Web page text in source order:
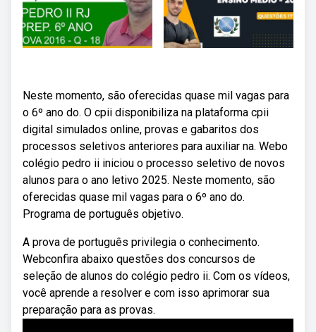
Neste momento, são oferecidas quase mil vagas para
o 6º ano do. O cpii disponibiliza na plataforma cpii
digital simulados online, provas e gabaritos dos
processos seletivos anteriores para auxiliar na. Webo
colégio pedro ii iniciou o processo seletivo de novos
alunos para o ano letivo 2025. Neste momento, são
oferecidas quase mil vagas para o 6º ano do.
Programa de português objetivo.
A prova de português privilegia o conhecimento.
Webconfira abaixo questões dos concursos de
seleção de alunos do colégio pedro ii. Com os vídeos,
você aprende a resolver e com isso aprimorar sua
preparação para as provas.